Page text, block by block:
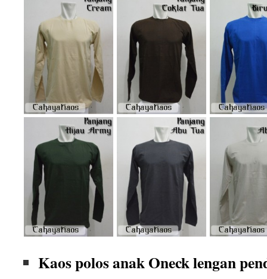
Kaos polos anak Oneck lengan